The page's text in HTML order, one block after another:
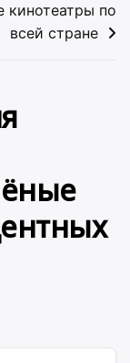
кинотеатры по
всей стране